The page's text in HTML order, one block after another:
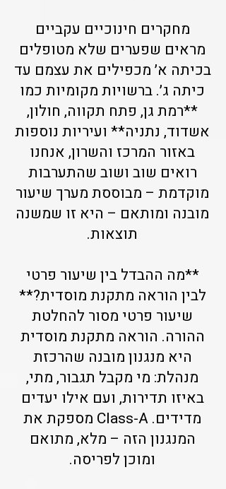
מחקרים חינוכיים עקביים
מראים שפערים שלא מטופלים
בכיתה א׳ מכפילים את עצמם עד
כיתה ג׳. ברשויות מקומיות כמו
**רמת גן, פתח תקווה, חולון,
אשדוד, נתניה** ועיריות נוספות
באזור המרכז והשרון, אנחנו
רואים שוב ושוב שהתערבות
מוקדמת – מבוססת מערך שיעור
מובנה ומותאם – היא זו שמשנה
תוצאות.
**מה ההבדל בין שיעור פרטי
לבין הוראה מתקנת מוסדית?**
שיעור פרטי מסור להחלטת
ההורה. הוראה מתקנת מוסדית
היא מנגנון מובנה שהרכזת
מנהלת: מי מקבל תגבור, מתי,
באיזו תדירות, ועם אילו יעדים
מדידים. Class-A מספקת את
המנגנון הזה – מלא, מתואם
ומוכן לפריסה.